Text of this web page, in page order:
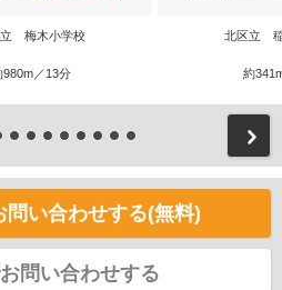
梅木小学校
980m／13分
北区立
約
問い合わせする(無料)
問い合わせする